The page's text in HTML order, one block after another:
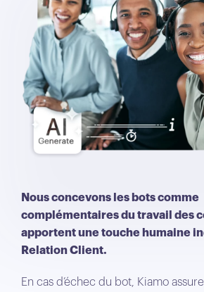
Nous concevons les bots comme
complémentaires du travail des
apportent une touche humaine
Relation Client.
En cas d’échec du bot, Kiamo